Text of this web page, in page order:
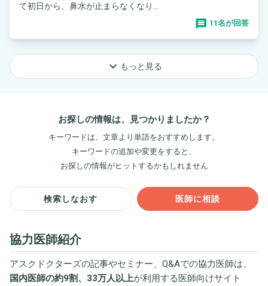
て初日から、鼻水が止まらなくなり...
11名が回答
keyboard_arrow_down もっと見る
お探しの情報は、見つかりましたか？
キーワードは、文章より単語をおすすめします。
キーワードの追加や変更をすると、
お探しの情報がヒットするかもしれません
検索しなおす 医師に相談
協力医師紹介
アスクドクターズの記事やセミナー、Q&Aでの協力医師は、
国内医師の約9割、33万人以上が利用する医師向けサイト